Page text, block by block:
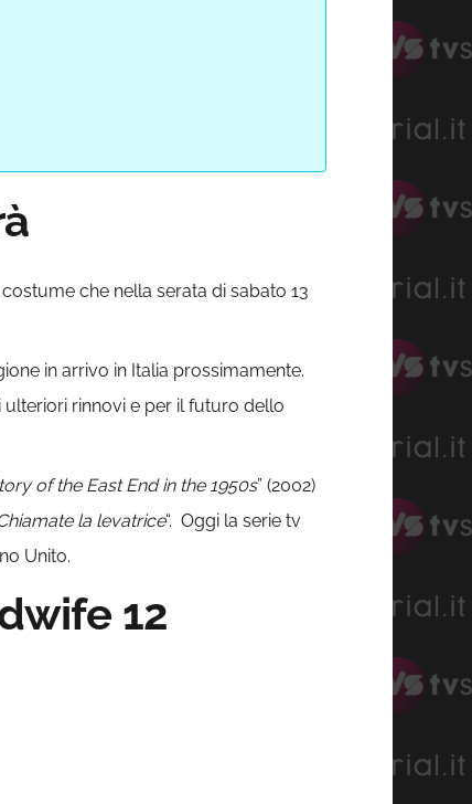
che nella serata di sabato 13
in arrivo in Italia prossimamente.
rinnovi e per il futuro dello
of the East End in the 1950s” (2002)
la levatrice“. Oggi la serie tv
Unito.
12